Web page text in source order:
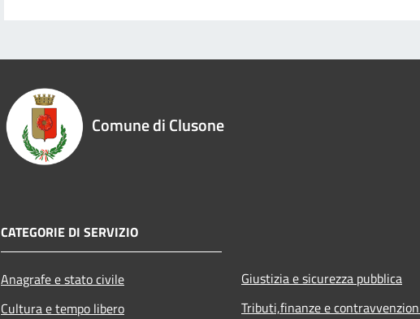
Comune di Clusone
CATEGORIE DI SERVIZIO
Anagrafe e stato civile
Cultura e tempo libero
Giustizia e sicurezza pubblica
Tributi,finanze e